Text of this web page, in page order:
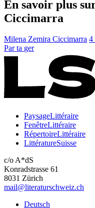
En savoir plus
Ciccimarra
Milena Zemira Ciccimarra 4
Par ta ger
PaysageLittéraire
FenêtreLittéraire
RépertoireLittéraire
LittératureSuisse
c/o A*dS
Konradstrasse 61
8031 Zürich
mail@literaturschweiz.ch
Deutsch